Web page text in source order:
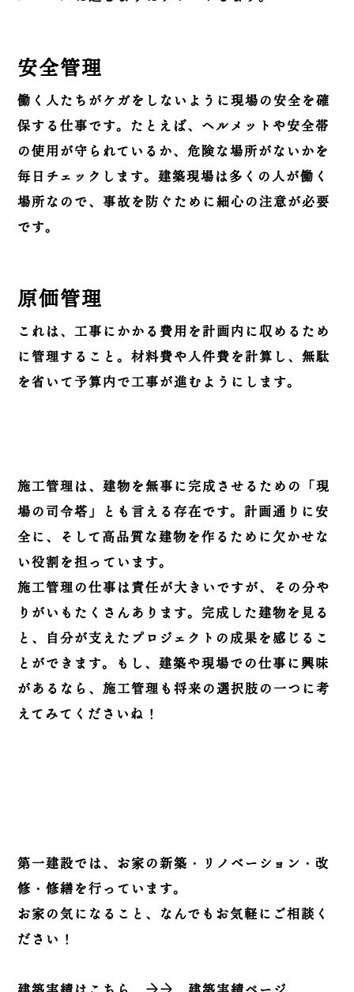
安全管理
働く人たちがケガをしないように現場の安全を確
保する仕事です。たとえば、ヘルメットや安全帯
の使用が守られているか、危険な場所がないかを
毎日チェックします。建築現場は多くの人が働く
場所なので、事故を防ぐために細心の注意が必要
です。
原価管理
これは、工事にかかる費用を計画内に収めるため
に管理すること。材料費や人件費を計算し、無駄
を省いて予算内で工事が進むようにします。
施工管理は、建物を無事に完成させるための「現
場の司令塔」とも言える存在です。計画通りに安
全に、そして高品質な建物を作るために欠かせな
い役割を担っています。
施工管理の仕事は責任が大きいですが、その分や
りがいもたくさんあります。完成した建物を見る
と、自分が支えたプロジェクトの成果を感じるこ
とができます。もし、建築や現場での仕事に興味
があるなら、施工管理も将来の選択肢の一つに考
えてみてくださいね！
第一建設では、お家の新築・リノベーション・改
修・修繕を行っています。
お家の気になること、なんでもお気軽にご相談く
ださい！